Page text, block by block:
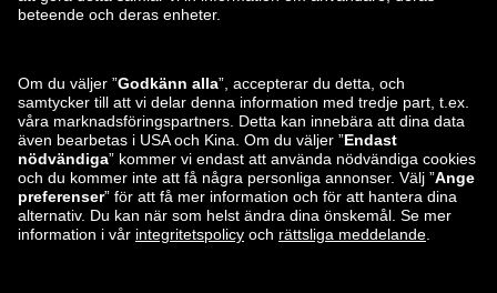
zalando-lounge.si
zalando-lounge.lv zalando-lounge.no
Du hittar oss
också på